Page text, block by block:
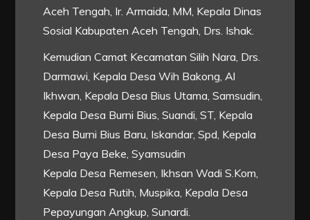
Aceh Tengah, Ir. Armaida, MM, Kepala Dinas
Sosial Kabupaten Aceh Tengah, Drs. Ishak.
Kemudian Camat Kecamatan Silih Nara, Drs.
Darmawi, Kepala Desa Wih Bakong, Al
Ikhwan, Kepala Desa Bius Utama, Samsudin,
Kepala Desa Burni Bius, Suandi, ST, Kepala
Desa Burni Bius Baru, Iskandar, Spd, Kepala
Desa Paya Beke, Syamsudin
Kepala Desa Remesen, Ikhsan Wadi S.Kom,
Kepala Desa Rutih, Muspika, Kepala Desa
Pepayungan Angkup, Sunardi.